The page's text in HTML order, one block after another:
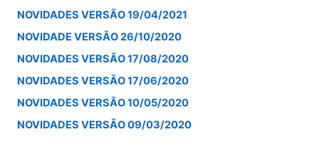
NOVIDADES VERSÃO 19/04/2021
NOVIDADE VERSÃO 26/10/2020
NOVIDADES VERSÃO 17/08/2020
NOVIDADES VERSÃO 17/06/2020
NOVIDADES VERSÃO 10/05/2020
NOVIDADES VERSÃO 09/03/2020